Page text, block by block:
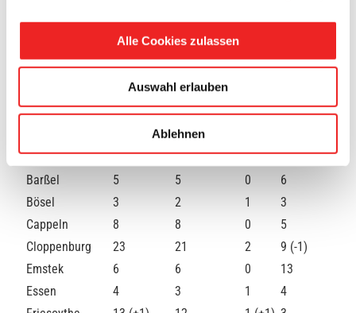
Alle Cookies zulassen
Auswahl erlauben
Ablehnen
Stadt/Gemeinde
Anzahl
aller
getesteten
Corona-
Fälle
Genesungen Saldo
(aktuell)
Barßel 5 5 0
6
Bösel
3 2 1
3
Cappeln
8 8 0
5
Cloppenburg
23 21 2
9 (-1)
Emstek
6 6 0
13
Essen
4 3 1
4